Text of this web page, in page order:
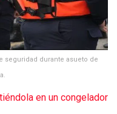
seguridad durante asueto de
en un congelador